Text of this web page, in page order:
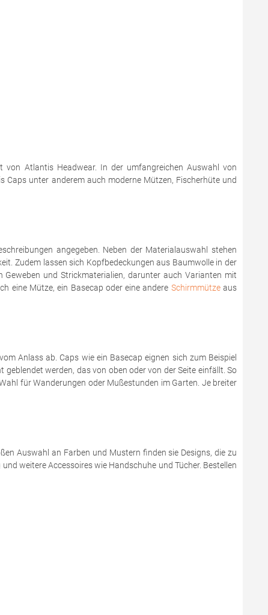
Atlantis Headwear. In der umfangreichen Auswahl von
Caps unter anderem auch moderne Mützen, Fischerhüte und
angegeben. Neben der Materialauswahl stehen
Zudem lassen sich Kopfbedeckungen aus Baumwolle in der
und Strickmaterialien, darunter auch Varianten mit
eine Mütze, ein Basecap oder eine andere Schirmmützeaus
Anlass ab. Caps wie ein Basecap eignen sich zum Beispiel
werden, das von oben oder von der Seite einfällt. So
für Wanderungen oder Mußestunden im Garten. Je breiter
Auswahl an Farben und Mustern finden sie Designs, die zu
weitere Accessoires wie Handschuhe und Tücher. Bestellen